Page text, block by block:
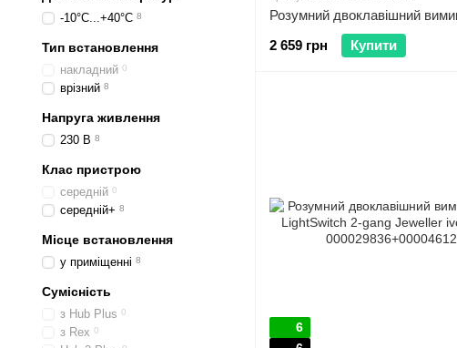
2 659 грн
Купити
6
-10°C...+40°C 8
Тип встановлення
накладний 0
врізний 8
Напруга живлення
230 В 8
Клас пристрою
середній 0
середній+ 8
Місце встановлення
у приміщенні 8
Сумісність
з Hub Plus 0
з Rex 0